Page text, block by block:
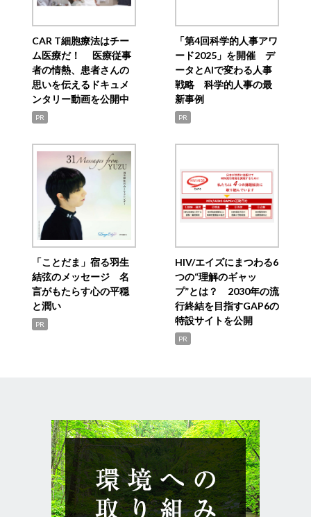
CAR T細胞療法はチー
ム医療だ！ 医療従事
者の情熱、患者さんの
思いを伝えるドキュメ
ンタリー動画を公開中
PR
「第4回科学的人事アワ
ード2025」を開催 デ
ータとAIで変わる人事
戦略 科学的人事の最
新事例
PR
「ことだま」宿る羽生
結弦のメッセージ 名
言がもたらす心の平穏
と潤い
PR
HIV/エイズにまつわる6
つの“理解のギャッ
プ”とは？ 2030年の流
行終結を目指すGAP6の
特設サイトを公開
PR